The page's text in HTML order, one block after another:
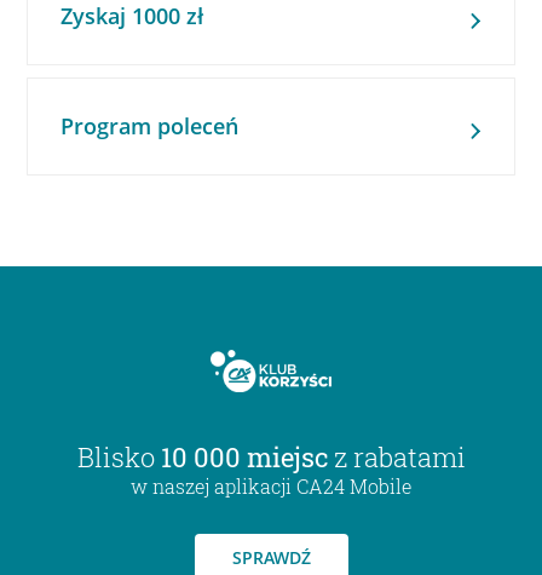
Zyskaj 1000 zł
Program poleceń
Blisko 10 000 miejsc z rabatami
w naszej aplikacji CA24 Mobile
SPRAWDŹ